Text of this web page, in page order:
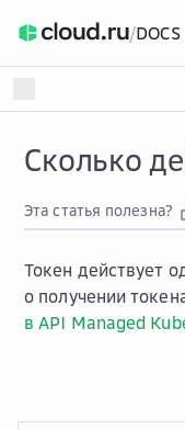
/DOCS
Сколько
Эта статья полезна?
Токен действует
о получении
в API Managed